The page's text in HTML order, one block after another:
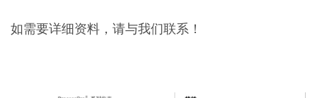
如需要详细资料，请与我们联系！